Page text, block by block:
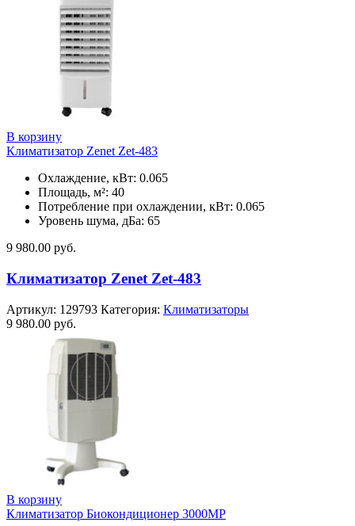
В корзину
Климатизатор Zenet Zet-483
Охлаждение, кВт: 0.065
Площадь, м²: 40
Потребление при охлаждении, кВт: 0.065
Уровень шума, дБа: 65
9 980.00 руб.
Климатизатор Zenet Zet-483
Артикул: 129793 Категория: Климатизаторы
9 980.00 руб.
В корзину
Климатизатор Биокондиционер 3000MP